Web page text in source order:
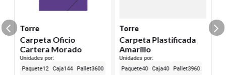
Torre
Carpeta Oficio
Cartera Morado
Unidades por:
12
144 3600
Torre
Carpeta Plastificada
Amarillo
Unidades por:
40
40 3960